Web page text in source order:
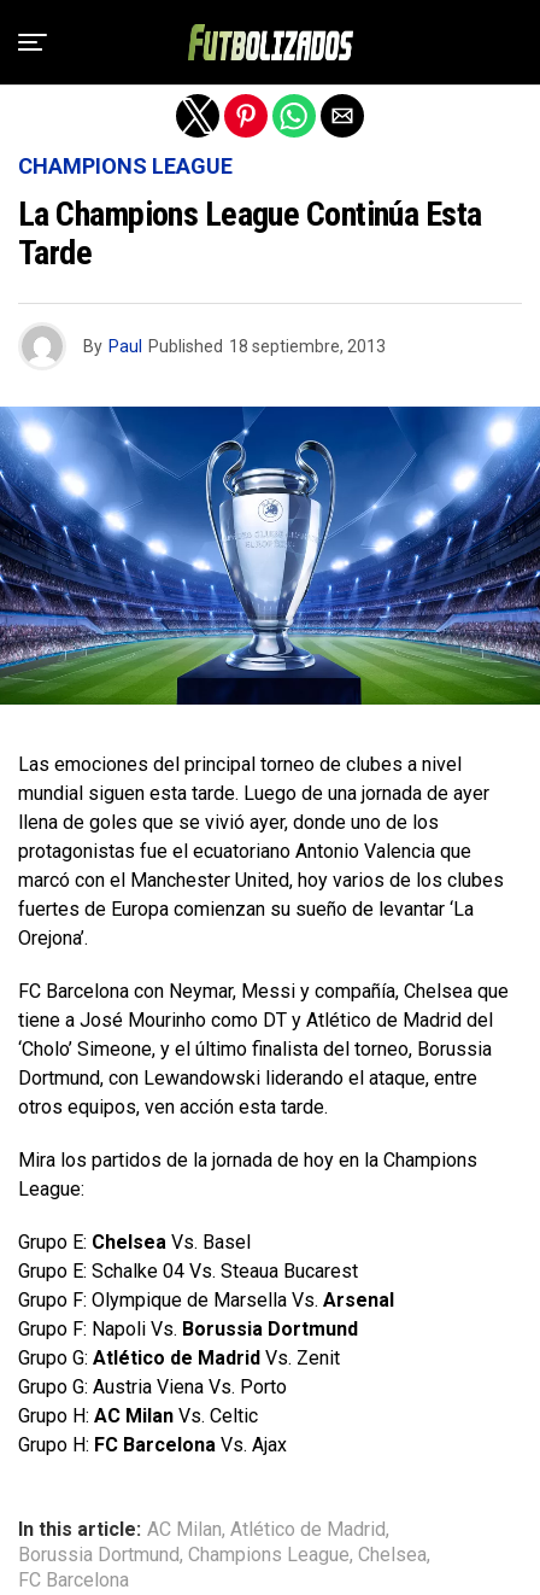
CHAMPIONS LEAGUE
La Champions League Continúa Esta
Tarde
By Paul Published 18 septiembre, 2013
Las emociones del principal torneo de clubes a nivel
mundial siguen esta tarde. Luego de una jornada de ayer
llena de goles que se vivió ayer, donde uno de los
protagonistas fue el ecuatoriano Antonio Valencia que
marcó con el Manchester United, hoy varios de los clubes
fuertes de Europa comienzan su sueño de levantar ‘La
Orejona’.
FC Barcelona con Neymar, Messi y compañía, Chelsea que
tiene a José Mourinho como DT y Atlético de Madrid del
‘Cholo’ Simeone, y el último finalista del torneo, Borussia
Dortmund, con Lewandowski liderando el ataque, entre
otros equipos, ven acción esta tarde.
Mira los partidos de la jornada de hoy en la Champions
League:
Grupo E: Chelsea Vs. Basel
Grupo E: Schalke 04 Vs. Steaua Bucarest
Grupo F: Olympique de Marsella Vs. Arsenal
Grupo F: Napoli Vs. Borussia Dortmund
Grupo G: Atlético de Madrid Vs. Zenit
Grupo G: Austria Viena Vs. Porto
Grupo H: AC Milan Vs. Celtic
Grupo H: FC Barcelona Vs. Ajax
In this article: AC Milan, Atlético de Madrid,
Borussia Dortmund, Champions League, Chelsea,
FC Barcelona
Salir de la versión móvil